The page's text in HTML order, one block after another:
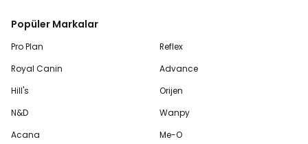
Popüler Markalar
Pro Plan
Royal Canin
Hill's
N&D
Acana
Reflex
Advance
Orijen
Wanpy
Me-O